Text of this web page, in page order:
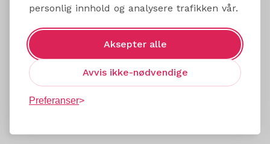
personlig innhold og analysere trafikken vår.
Aksepter alle
Avvis ikke-nødvendige
Preferanser